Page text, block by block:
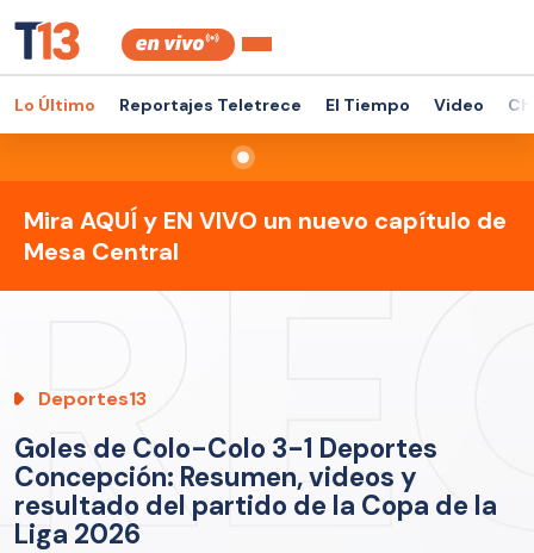
Lo Último Reportajes Teletrece El Tiempo Video
Mira AQUÍ y EN VIVO un nuevo capítulo de
Mesa Central
Deportes13
Goles de Colo-Colo 3-1 Deportes
Concepción: Resumen, videos y
resultado del partido de la Copa de la
Liga 2026